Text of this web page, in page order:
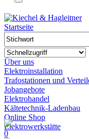
Startseite
Über uns
Elektroinstallation
Trafostationen und
Jobangebote
Elektrohandel
Kältetechnik-Ladenbau
Online Shop
Elektrowerkstätte
0